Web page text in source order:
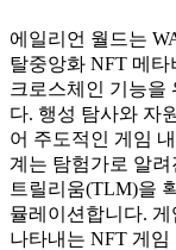
에일리언 월드는
탈중앙화 NFT 메타
크로스체인 기능을
다. 행성 탐사와 자
어 주도적인 게임
계는 탐험가로 알
트릴리움(TLM)을
뮬레이션합니다.
나타내는 NFT 게